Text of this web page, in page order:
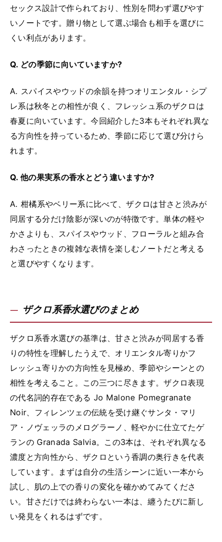
セックス設計で作られており、性別を問わず選びやす
いノートです。贈り物として選ぶ場合も相手を選びに
くい利点があります。
Q. どの季節に向いていますか?
A. スパイスやウッドの余韻を持つオリエンタル・シプ
レ系は秋冬との相性が良く、フレッシュ系のザクロは
春夏に向いています。今回紹介した3本もそれぞれ異な
る方向性を持っているため、季節に応じて選び分けら
れます。
Q. 他の果実系の香水とどう違いますか?
A. 柑橘系やベリー系に比べて、ザクロは甘さと渋みが
同居する分だけ陰影が深いのが特徴です。単体の軽や
かさよりも、スパイスやウッド、フローラルと組み合
わさったときの複雑な表情を楽しむノートだと考える
と選びやすくなります。
ザクロ系香水選びのまとめ
ザクロ系香水選びの基準は、甘さと渋みが同居する香
りの特性を理解したうえで、オリエンタル寄りかフ
レッシュ寄りかの方向性を見極め、季節やシーンとの
相性を考えること。この三つに尽きます。ザクロ表現
の代名詞的存在である Jo Malone Pomegranate
Noir、フィレンツェの伝統を受け継ぐサンタ・マリ
ア・ノヴェッラのメログラーノ、軽やかに仕立てたゲ
ランの Granada Salvia。この3本は、それぞれ異なる
濃度と方向性から、ザクロという香調の奥行きを代表
しています。まずは自分の生活シーンに近い一本から
試し、肌の上での香りの変化を確かめてみてくださ
い。甘さだけでは終わらない一本は、纏うたびに新し
い発見をくれるはずです。